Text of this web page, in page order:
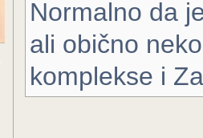
Normalno da
ali obično
komplekse i